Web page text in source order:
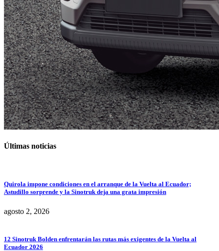
Últimas noticias
Quirola impone condiciones en el arranque de la Vuelta al Ecuador;
Astudillo sorprende y la Sinotruk deja una grata impresión
agosto 2, 2026
12 Sinotruk Bolden enfrentarán las rutas más exigentes de la Vuelta al
Ecuador 2026